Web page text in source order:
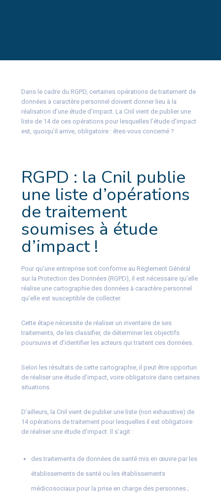
Dans le cadre du RGPD, certaines opérations de traitement de
données à caractère personnel doivent donner lieu à la
réalisation d’une étude d’impact. La Cnil vient de publier une
liste de 14 de ces opérations pour lesquelles l’étude d’impact
est, quoiqu’il arrive, obligatoire : êtes-vous concerné ?
RGPD : la Cnil publie
une liste d’opérations
de traitement
soumises à étude
d’impact !
Pour qu’une entreprise soit conforme au Règlement Général
sur la Protection des Données (RGPD), il est nécessaire qu’elle
réalise une cartographie des données à caractère personnel
qu’elle est susceptible de collecter.
Cette étape nécessite de réaliser un inventaire de ses
traitements, de les classifier, de déterminer les objectifs
poursuivis et d’identifier les acteurs qui traitent ces données.
Selon les résultats de cette cartographie, il peut être opportun
de réaliser une étude d’impact, voire obligatoire dans certaines
situations.
D’ailleurs, la Cnil vient de publier une liste (non exhaustive) de
14 opérations de traitement pour lesquelles il est obligatoire
de réaliser une étude d’impact. Il s’agit :
des traitements de données de santé mis en œuvre par les
établissements de santé ou les établissements
médicosociaux pour la prise en charge des personnes ;